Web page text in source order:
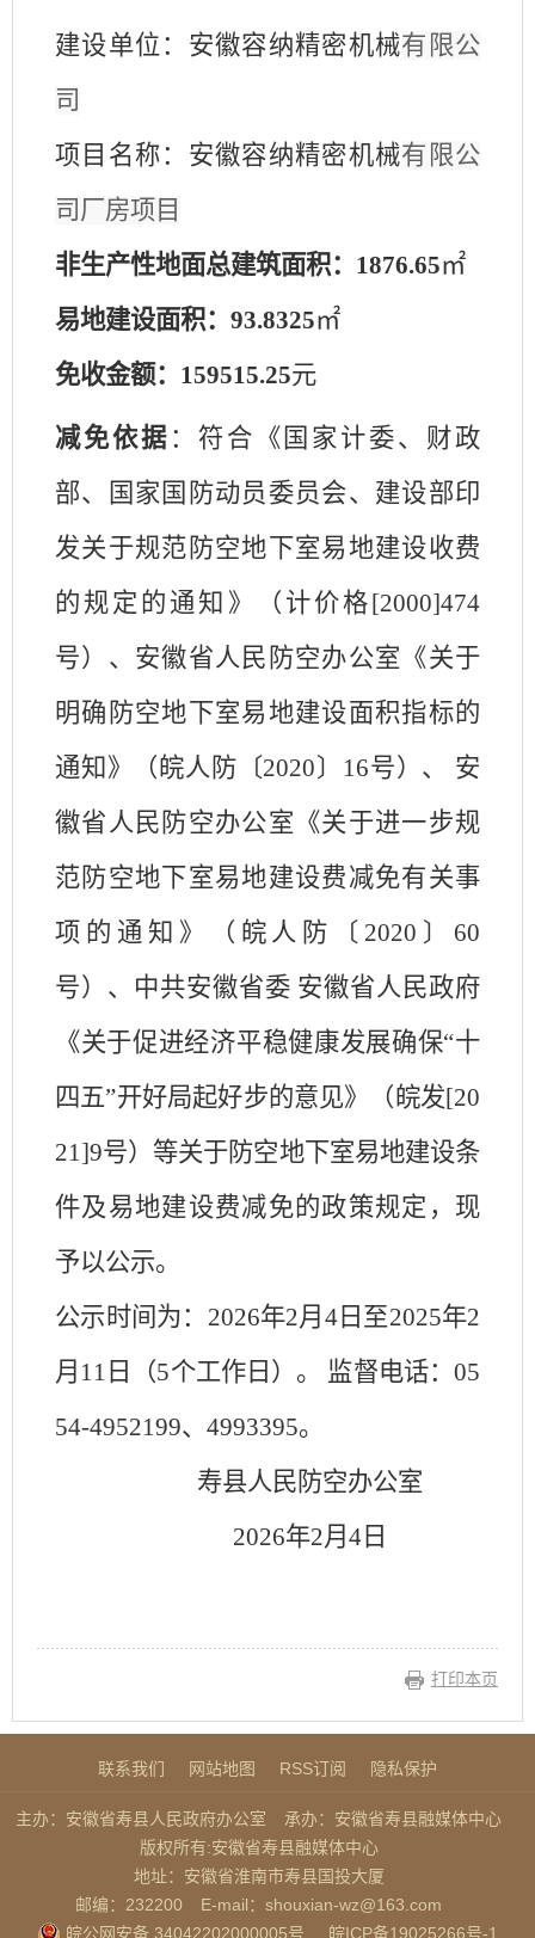
建设单位：安徽容纳精密机械有限公
司
项目名称：安徽容纳精密机械有限公
司厂房项目
非生产性地面总建筑面积： 1876.65㎡
易地建设面积： 93.8325㎡
免收金额： 159515.25元
减免依据 ：符合《国家计委、财政
部、国家国防动员委员会、建设部印
发关于规范防空地下室易地建设收费
的规定的通知》（计价格[2000]474
号）、安徽省人民防空办公室《关于
明确防空地下室易地建设面积指标的
通知》（皖人防〔2020〕16号）、 安
徽省人民防空办公室《关于进一步规
范防空地下室易地建设费减免有关事
项的通知》（皖人防〔 2020〕60
号）、中共安徽省委 安徽省人民政府
《关于促进经济平稳健康发展确保“十
四五”开好局起好步的意见》（皖发[20
21]9号）等关于防空地下室易地建设条
件及易地建设费减免的政策规定，现
予以公示。
公示时间为： 2026年2月 4日至2025年2
月 11 日（5个工作日） 。 监督电话：05
54-4952199、4993395。
寿县人民防空办公室
2026年2月4日
打印本页
联系我们 网站地图 RSS订阅 隐私保护
主办：安徽省寿县人民政府办公室
承办：安徽省寿县融媒体中心
版权所有:安徽省寿县融媒体中心
地址：安徽省淮南市寿县国投大厦
邮编：232200
E-mail：shouxian-wz@163.com
皖公网安备 34042202000005号
皖ICP备19025266号-1